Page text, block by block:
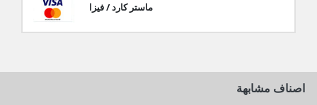
ماستر كارد / فيزا
اصناف مشابهة